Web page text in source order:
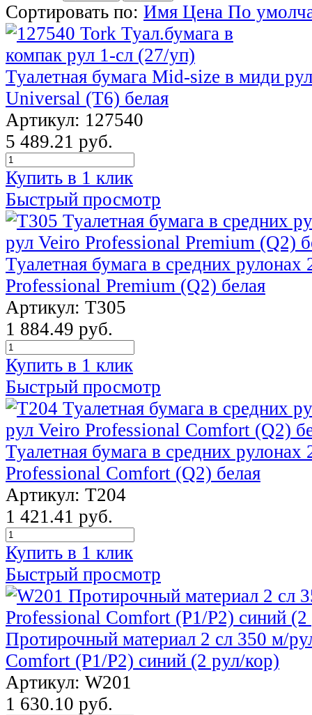
Сортировать по: Имя Цена По
Туалетная бумага Mid-size в миди
Universal (T6) белая
Артикул: 127540
5 489.21 руб.
Купить в 1 клик
Быстрый просмотр
Туалетная бумага в средних
Professional Premium (Q2) белая
Артикул: T305
1 884.49 руб.
Купить в 1 клик
Быстрый просмотр
Туалетная бумага в средних
Professional Comfort (Q2) белая
Артикул: Т204
1 421.41 руб.
Купить в 1 клик
Быстрый просмотр
Протирочный материал 2 сл 350 м/
Comfort (P1/P2) синий (2 рул/кор)
Артикул: W201
1 630.10 руб.